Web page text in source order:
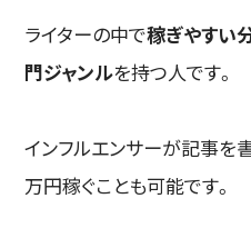
ライターの中で稼ぎやすい
門ジャンルを持つ人です。
インフルエンサーが記事を
万円稼ぐことも可能です。